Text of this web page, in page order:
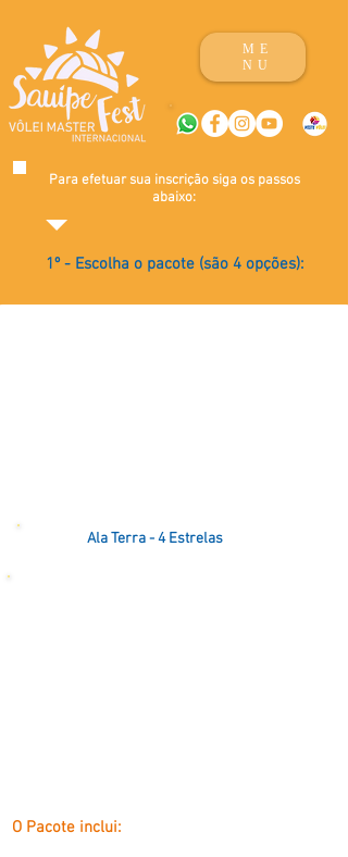
ME
NU
Para efetuar sua inscrição siga os passos
abaixo:
1º - Escolha o pacote (são 4 opções):
Ala Terra - 4 Estrelas
O Pacote inclui: